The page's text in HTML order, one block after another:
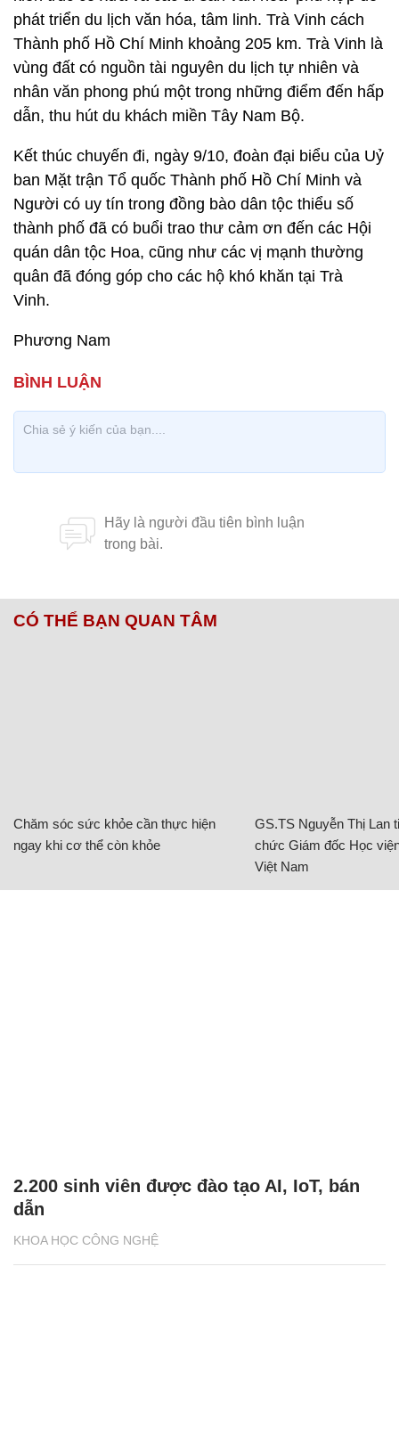
phát triển du lịch văn hóa, tâm linh. Trà Vinh cách
Thành phố Hồ Chí Minh khoảng 205 km. Trà Vinh là
vùng đất có nguồn tài nguyên du lịch tự nhiên và
nhân văn phong phú một trong những điểm đến hấp
dẫn, thu hút du khách miền Tây Nam Bộ.
Kết thúc chuyến đi, ngày 9/10, đoàn đại biểu của Uỷ
ban Mặt trận Tổ quốc Thành phố Hồ Chí Minh và
Người có uy tín trong đồng bào dân tộc thiểu số
thành phố đã có buổi trao thư cảm ơn đến các Hội
quán dân tộc Hoa, cũng như các vị mạnh thường
quân đã đóng góp cho các hộ khó khăn tại Trà
Vinh.
Phương Nam
CÓ THỂ BẠN QUAN TÂM
Chăm sóc sức khỏe cần thực hiện
ngay khi cơ thể còn khỏe
GS.TS Nguyễn Thị Lan
chức Giám đốc Học
Việt Nam
KHOA HỌC CÔNG NGHỆ
2.200 sinh viên được đào tạo AI, IoT, bán
dẫn